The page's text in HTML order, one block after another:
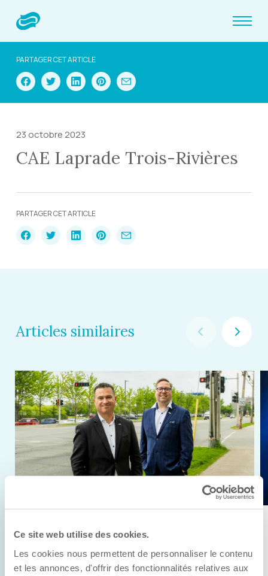
Ce site web utilise des cookies.
Les cookies nous permettent de personnaliser le contenu
et les annonces, d'offrir des fonctionnalités relatives aux
PARTAGER CET ARTICLE
23 octobre 2023
CAE Laprade Trois-Rivières
PARTAGER CET ARTICLE
Articles similaires
Anick Métivier devient le nouveau
président de la CCI3R